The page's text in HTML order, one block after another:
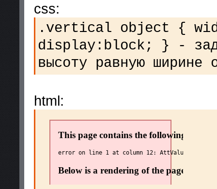
css:
.vertical object {
display:block; } -
высоту равную ширине
html: